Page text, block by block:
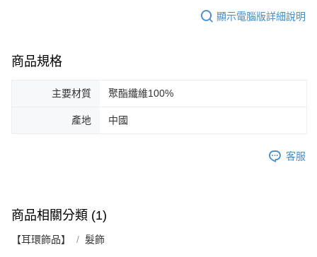
顯示電腦版詳細說明
商品規格
主要材質 聚酯纖維100%
產地 中國
客服
商品相關分類 (1)
【耳環飾品】 髮飾